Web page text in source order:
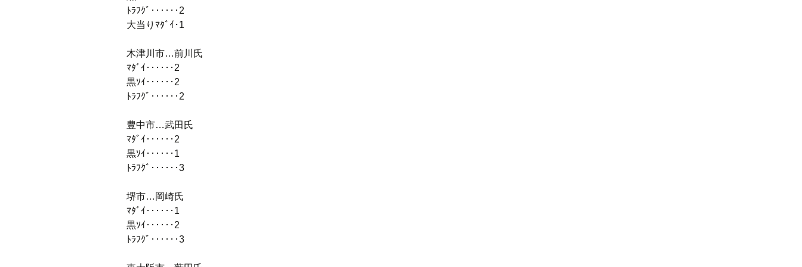
ﾄﾗﾌｸﾞ‥‥‥2
大当りﾏﾀﾞｲ･1
木津川市…前川氏
ﾏﾀﾞｲ‥‥‥2
黒ｿｲ‥‥‥2
ﾄﾗﾌｸﾞ‥‥‥2
豊中市…武田氏
ﾏﾀﾞｲ‥‥‥2
黒ｿｲ‥‥‥1
ﾄﾗﾌｸﾞ‥‥‥3
堺市…岡崎氏
ﾏﾀﾞｲ‥‥‥1
黒ｿｲ‥‥‥2
ﾄﾗﾌｸﾞ‥‥‥3